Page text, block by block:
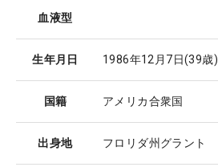
血液型
生年月日 1986年12月7日(39歳)
国籍 アメリカ合衆国
出身地 フロリダ州グラント